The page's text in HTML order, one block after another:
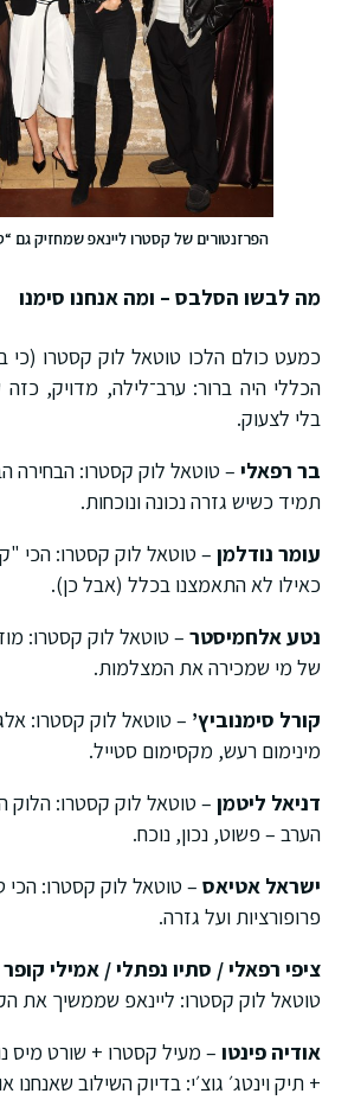
הפרזנטורים של קסטרו ליינאפ שמחזיק גם
מה לבשו הסלבס – ומה אנחנו סימנו
כמעט כולם הלכו טוטאל לוק קסטרו (כי
הכללי היה ברור: ערב־לילה, מדויק, כזה
בלי לצעוק.
בר רפאלי– טוטאל לוק קסטרו: הבחירה
תמיד כשיש גזרה נכונה ונוכחות.
עומר נודלמן– טוטאל לוק קסטרו: הכי
כאילו לא התאמצנו בכלל (אבל כן).
נטע אלחמיסטר– טוטאל לוק קסטרו:
של מי שמכירה את המצלמות.
קורל סימנוביץ’– טוטאל לוק קסטרו:
מינימום רעש, מקסימום סטייל.
דניאל ליטמן– טוטאל לוק קסטרו: הלוק
הערב – פשוט, נכון, נוכח.
ישראל אטיאס– טוטאל לוק קסטרו: הכי
פרופורציות ועל גזרה.
ציפי רפאלי / סתיו נפתלי / אמילי קופר /
טוטאל לוק קסטרו: ליינאפ שממשיך את
אודיה פינטו– מעיל קסטרו + שורט מיס
+ תיק וינטג׳ גוצ׳י: בדיוק השילוב שאנחנו